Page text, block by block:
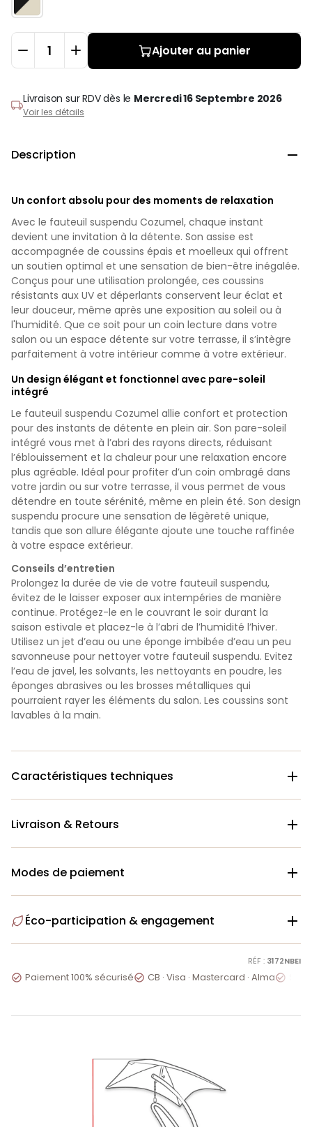
Ajouter au panier
Livraison sur RDVdès le Mercredi 16 Septembre 2026
Voir les détails
Description 
Un confort absolu pour des moments de relaxation
Avec le fauteuil suspendu Cozumel, chaque instant
devient une invitation à la détente. Son assise est
accompagnée de coussins épais et moelleux qui offrent
un soutien optimal et une sensation de bien-être inégalée.
Conçus pour une utilisation prolongée, ces coussins
résistants aux UV et déperlants conservent leur éclat et
leur douceur, même après une exposition au soleil ou à
l'humidité. Que ce soit pour un coin lecture dans votre
salon ou un espace détente sur votre terrasse, il s’intègre
parfaitement à votre intérieur comme à votre extérieur.
Un design élégant et fonctionnel avec pare-soleil
intégré
Le fauteuil suspendu Cozumel allie confort et protection
pour des instants de détente en plein air. Son pare-soleil
intégré vous met à l’abri des rayons directs, réduisant
l’éblouissement et la chaleur pour une relaxation encore
plus agréable. Idéal pour profiter d’un coin ombragé dans
votre jardin ou sur votre terrasse, il vous permet de vous
détendre en toute sérénité, même en plein été. Son design
suspendu procure une sensation de légèreté unique,
tandis que son allure élégante ajoute une touche raffinée
à votre espace extérieur.
Conseils d’entretien
Prolongez la durée de vie de votre fauteuil suspendu,
évitez de le laisser exposer aux intempéries de manière
continue. Protégez-le en le couvrant le soir durant la
saison estivale et placez-le à l’abri de l’humidité l’hiver.
Utilisez un jet d’eau ou une éponge imbibée d’eau un peu
savonneuse pour nettoyer votre fauteuil suspendu. Evitez
l’eau de javel, les solvants, les nettoyants en poudre, les
éponges abrasives ou les brosses métalliques qui
pourraient rayer les éléments du salon. Les coussins sont
lavables à la main.
Caractéristiques techniques 
Livraison & Retours 
Modes de paiement 
Éco-participation & engagement 
RÉF : 3172NBEI
 Paiement 100% sécurisé CB · Visa · Mastercard · Alma